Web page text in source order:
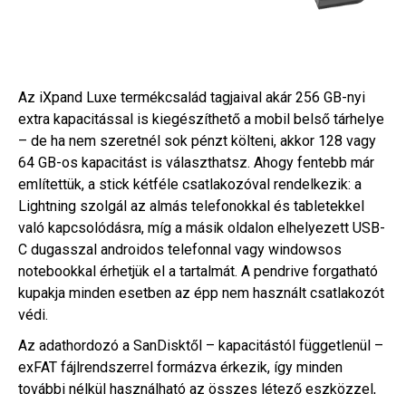
Az iXpand Luxe termékcsalád tagjaival akár 256 GB-nyi
extra kapacitással is kiegészíthető a mobil belső tárhelye
– de ha nem szeretnél sok pénzt költeni, akkor 128 vagy
64 GB-os kapacitást is választhatsz. Ahogy fentebb már
említettük, a stick kétféle csatlakozóval rendelkezik: a
Lightning szolgál az almás telefonokkal és tabletekkel
való kapcsolódásra, míg a másik oldalon elhelyezett USB-
C dugasszal androidos telefonnal vagy windowsos
notebookkal érhetjük el a tartalmát. A pendrive forgatható
kupakja minden esetben az épp nem használt csatlakozót
védi.
Az adathordozó a SanDisktől – kapacitástól függetlenül –
exFAT fájlrendszerrel formázva érkezik, így minden
további nélkül használható az összes létező eszközzel,